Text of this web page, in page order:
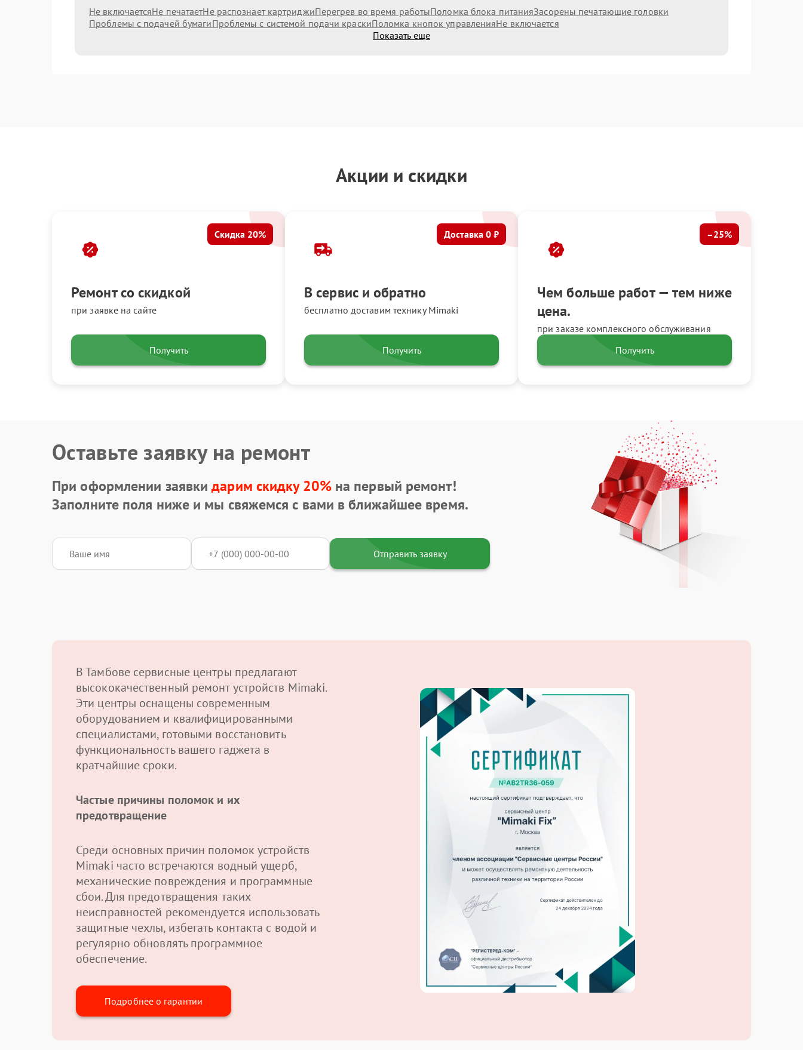
Не включаетсяНе печатаетНе распознает картриджиПерегрев во время работыПоломка блока питанияЗасорены печатающие головки
Проблемы с подачей бумагиПроблемы с системой подачи краскиПоломка кнопок управленияНе включается
Показать еще
Акции и скидки
Ремонт со скидкой
при заявке на сайте
Скидка 20%
Получить
В сервис и обратно
бесплатно доставим технику Mimaki
Доставка 0 ₽
Получить
Чем больше работ — тем ниже
цена.
при заказе комплексного обслуживания
–25%
Получить
Оставьте заявку на ремонт
При оформлении заявкидарим скидку 20%на первый ремонт!
Заполните поля ниже и мы свяжемся с вами в ближайшее время.
Отправить заявку
В Тамбове сервисные центры предлагают
высококачественный ремонт устройств Mimaki.
Эти центры оснащены современным
оборудованием и квалифицированными
специалистами, готовыми восстановить
функциональность вашего гаджета в
кратчайшие сроки.
Частые причины поломок и их
предотвращение
Среди основных причин поломок устройств
Mimaki часто встречаются водный ущерб,
механические повреждения и программные
сбои. Для предотвращения таких
неисправностей рекомендуется использовать
защитные чехлы, избегать контакта с водой и
регулярно обновлять программное
обеспечение.
Подробнее о гарантии